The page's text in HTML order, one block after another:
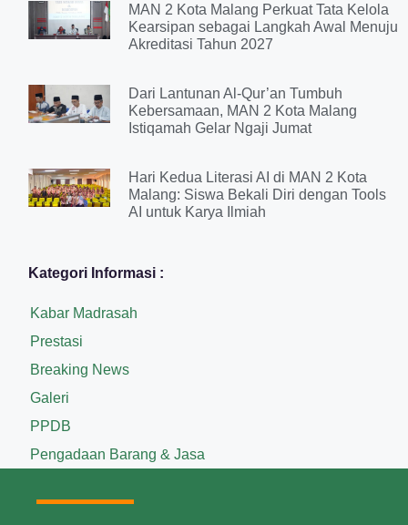
MAN 2 Kota Malang Perkuat Tata Kelola
Kearsipan sebagai Langkah Awal Menuju
Akreditasi Tahun 2027
Dari Lantunan Al-Qur’an Tumbuh
Kebersamaan, MAN 2 Kota Malang
Istiqamah Gelar Ngaji Jumat
Hari Kedua Literasi AI di MAN 2 Kota
Malang: Siswa Bekali Diri dengan Tools
AI untuk Karya Ilmiah
Kategori Informasi :
Kabar Madrasah
Prestasi
Breaking News
Galeri
PPDB
Pengadaan Barang & Jasa